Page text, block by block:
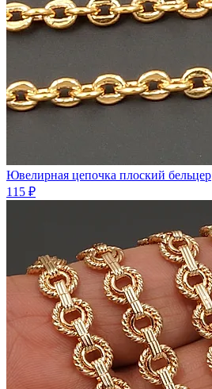
Ювелирная цепочка плоский бельцер
115 ₽